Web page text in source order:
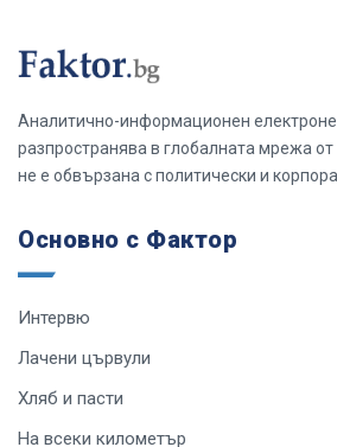
Аналитично-информационен
разпространява в глобалната мрежа
не е обвързана с политически и
Основно с Фактор
Интервю
Лачени цървули
Хляб и пасти
На всеки километър